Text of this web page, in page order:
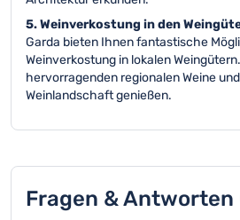
5. Weinverkostung in den
Garda bieten Ihnen fantastische
Weinverkostung in lokalen
hervorragenden regionalen Weine
Weinlandschaft genießen.
Fragen & Antworten